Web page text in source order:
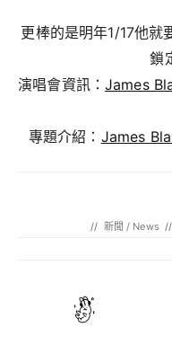
更棒的是明年1/17他就
鎖
演唱會資訊： James
專題介紹： James
// 新聞 / News //